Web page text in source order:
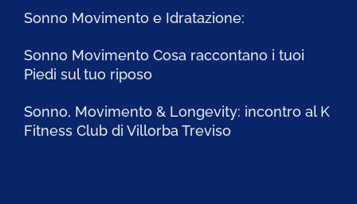
Sonno Movimento e Idratazione:
Sonno Movimento Cosa raccontano i tuoi
Piedi sul tuo riposo
Sonno, Movimento & Longevity: incontro al K
Fitness Club di Villorba Treviso